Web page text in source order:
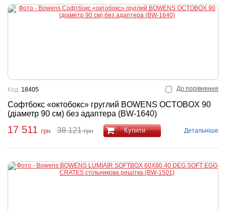
До порівняння
Софтбокс «октобокс» груглий BOWENS OCTOBOX 90
(діаметр 90 см) без адаптера (BW-1640)
Код: 18405
17 511 грн 38 121грн Купити Детальніше